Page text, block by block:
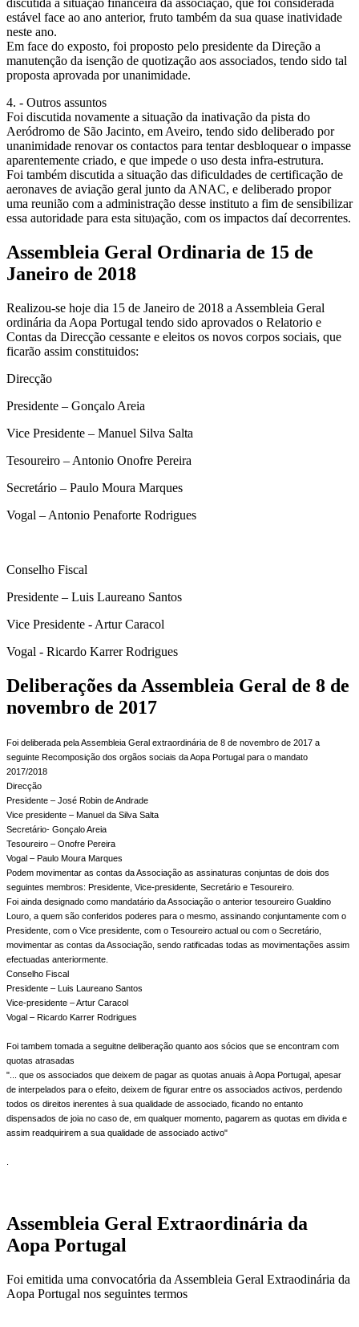
discutida a situação financeira da associação, que foi considerada
estável face ao ano anterior, fruto também da sua quase inatividade
neste ano.
Em face do exposto, foi proposto pelo presidente da Direção a
manutenção da isenção de quotização aos associados, tendo sido tal
proposta aprovada por unanimidade.
4. - Outros assuntos
Foi discutida novamente a situação da inativação da pista do
Aeródromo de São Jacinto, em Aveiro, tendo sido deliberado por
unanimidade renovar os contactos para tentar desbloquear o impasse
aparentemente criado, e que impede o uso desta infra-estrutura.
Foi também discutida a situação das dificuldades de certificação de
aeronaves de aviação geral junto da ANAC, e deliberado propor
uma reunião com a administração desse instituto a fim de sensibilizar
essa autoridade para esta situ)ação, com os impactos daí decorrentes.
Assembleia Geral Ordinaria de 15 de
Janeiro de 2018
Realizou-se hoje dia 15 de Janeiro de 2018 a Assembleia Geral
ordinária da Aopa Portugal tendo sido aprovados o Relatorio e
Contas da Direcção cessante e eleitos os novos corpos sociais, que
ficarão assim constituidos:
Direcção
Presidente – Gonçalo Areia
Vice Presidente – Manuel Silva Salta
Tesoureiro – Antonio Onofre Pereira
Secretário – Paulo Moura Marques
Vogal – Antonio Penaforte Rodrigues
Conselho Fiscal
Presidente – Luis Laureano Santos
Vice Presidente - Artur Caracol
Vogal - Ricardo Karrer Rodrigues
Deliberações da Assembleia Geral de 8 de
novembro de 2017
Foi deliberada pela Assembleia Geral extraordinária de 8 de novembro de 2017 a
seguinte Recomposição dos orgãos sociais da Aopa Portugal para o mandato
2017/2018
Direcção
Presidente – José Robin de Andrade
Vice presidente – Manuel da Silva Salta
Secretário- Gonçalo Areia
Tesoureiro – Onofre Pereira
Vogal – Paulo Moura Marques
Podem movimentar as contas da Associação as assinaturas conjuntas de dois dos
seguintes membros: Presidente, Vice-presidente, Secretário e Tesoureiro.
Foi ainda designado como mandatário da Associação o anterior tesoureiro Gualdino
Louro, a quem são conferidos poderes para o mesmo, assinando conjuntamente com o
Presidente, com o Vice presidente, com o Tesoureiro actual ou com o Secretário,
movimentar as contas da Associação, sendo ratificadas todas as movimentações assim
efectuadas anteriormente.
Conselho Fiscal
Presidente – Luis Laureano Santos
Vice-presidente – Artur Caracol
Vogal – Ricardo Karrer Rodrigues
Foi tambem tomada a seguitne deliberação quanto aos sócios que se encontram com
quotas atrasadas
"... que os associados que deixem de pagar as quotas anuais à Aopa Portugal, apesar
de interpelados para o efeito, deixem de figurar entre os associados activos, perdendo
todos os direitos inerentes à sua qualidade de associado, ficando no entanto
dispensados de joia no caso de, em qualquer momento, pagarem as quotas em divida e
assim readquirirem a sua qualidade de associado activo"
Assembleia Geral Extraordinária da
Aopa Portugal
Foi emitida uma convocatória da Assembleia Geral Extraodinária da
Aopa Portugal nos seguintes termos